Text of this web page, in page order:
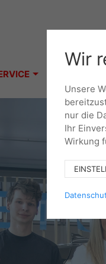
Wir
Unsere
nur die
Ihr
Wirkung